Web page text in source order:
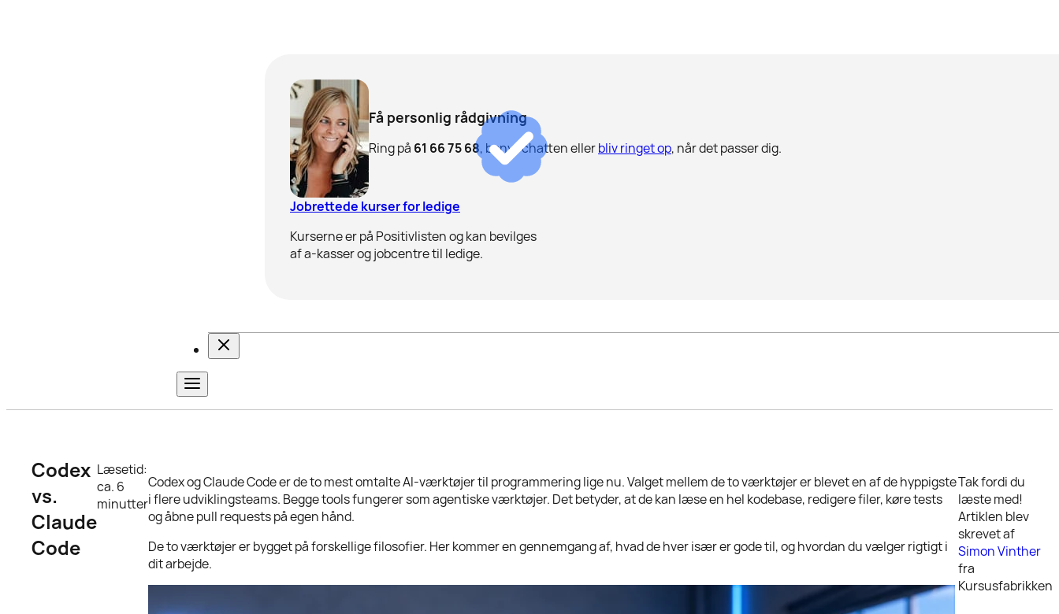
Få personlig rådgivning
Ring på 61 66 75 68, benyt chatten ellerbliv ringet op, når det passer dig.
Jobrettede kurser for ledige
Kurserne er på Positivlisten og kan bevilges
af a-kasser og jobcentre til ledige.
Codex
vs.
Claude
Code
Læsetid:
ca. 6
minutter
Codex og Claude Code er de to mest omtalte AI-værktøjer til programmering lige nu. Valget mellem de to værktøjer er blevet en af de hyppigste
i flere udviklingsteams. Begge tools fungerer som agentiske værktøjer. Det betyder, at de kan læse en hel kodebase, redigere filer, køre tests
og åbne pull requests på egen hånd.
De to værktøjer er bygget på forskellige filosofier. Her kommer en gennemgang af, hvad de hver især er gode til, og hvordan du vælger rigtigt i
dit arbejde.
Tak fordi du
læste med!
Artiklen blev
skrevet af
Simon Vinther
fra
Kursusfabrikken